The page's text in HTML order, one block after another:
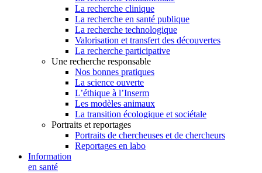
La recherche clinique
La recherche en santé publique
La recherche technologique
Valorisation et transfert des découvertes
La recherche participative
Une recherche responsable
Nos bonnes pratiques
La science ouverte
L’éthique à l’Inserm
Les modèles animaux
La transition écologique et sociétale
Portraits et reportages
Portraits de chercheuses et de chercheurs
Reportages en labo
Information
en santé